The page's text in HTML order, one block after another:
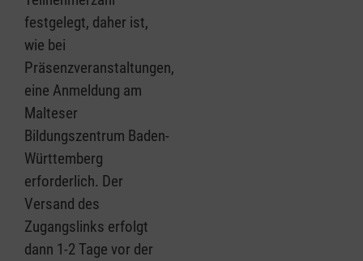
festgelegt, daher ist,
wie bei
Präsenzveranstaltungen,
eine Anmeldung am
Malteser
Bildungszentrum Baden-
Württemberg
erforderlich. Der
Versand des
Zugangslinks erfolgt
dann 1-2 Tage vor der